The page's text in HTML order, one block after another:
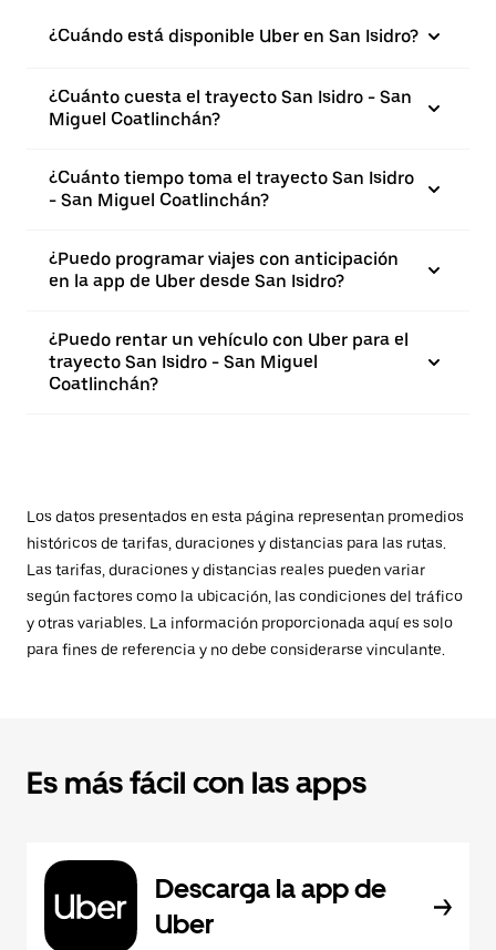
¿Cuándo está disponible Uber en San Isidro?
¿Cuánto cuesta el trayecto San Isidro - San
Miguel Coatlinchán?
¿Cuánto tiempo toma el trayecto San Isidro
- San Miguel Coatlinchán?
¿Puedo programar viajes con anticipación
en la app de Uber desde San Isidro?
¿Puedo rentar un vehículo con Uber para el
trayecto San Isidro - San Miguel
Coatlinchán?
Los datos presentados en esta página representan promedios
históricos de tarifas, duraciones y distancias para las rutas.
Las tarifas, duraciones y distancias reales pueden variar
según factores como la ubicación, las condiciones del tráfico
y otras variables. La información proporcionada aquí es solo
para fines de referencia y no debe considerarse vinculante.
Es más fácil con las apps
Descarga la app de
Uber